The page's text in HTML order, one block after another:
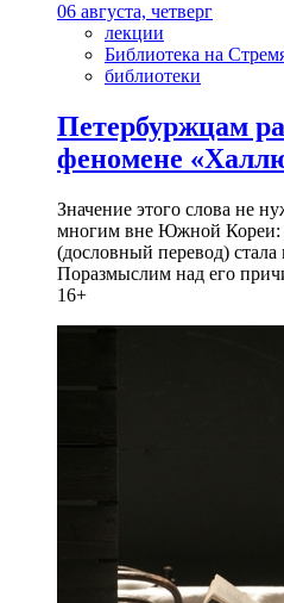
06 августа, четверг
лекции
Библиотека на
библиотеки
Петербуржцам
феномене
Значение этого слова не
многим вне Южной Кореи:
(дословный перевод)
Поразмыслим над его
16+